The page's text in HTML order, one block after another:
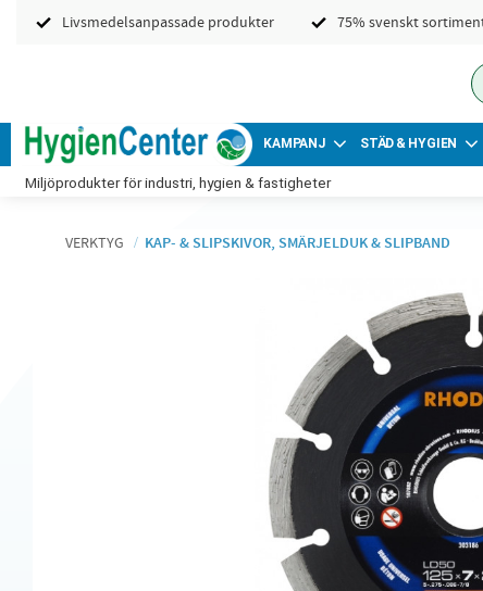
Livsmedelsanpassade produkter 75% svenskt
KAMPANJ STÄD & HYGIEN
Miljöprodukter för industri, hygien & fastigheter
VERKTYG KAP- & SLIPSKIVOR, SMÄRJELDUK & SLIPBAND